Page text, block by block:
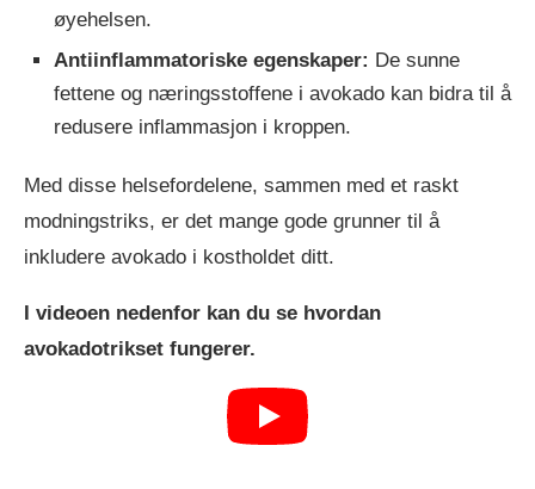
øyehelsen.
Antiinflammatoriske egenskaper: De sunne
fettene og næringsstoffene i avokado kan bidra til å
redusere inflammasjon i kroppen.
Med disse helsefordelene, sammen med et raskt
modningstriks, er det mange gode grunner til å
inkludere avokado i kostholdet ditt.
I videoen nedenfor kan du se hvordan
avokadotrikset fungerer.